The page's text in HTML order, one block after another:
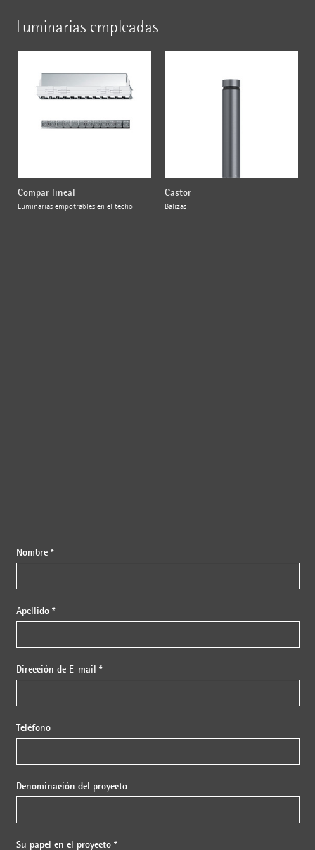
Luminarias empleadas
Compar lineal
Luminarias empotrables en el techo
Castor
Balizas
Nombre *
Apellido *
Dirección de E-mail *
Teléfono
Denominación del proyecto
Su papel en el proyecto *